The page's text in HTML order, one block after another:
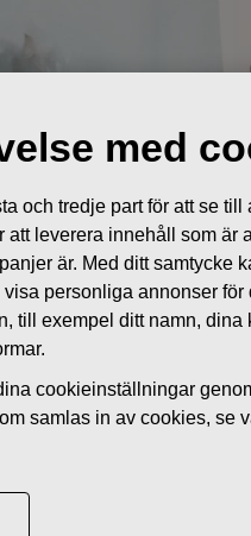
med
och tredje part för att se
att leverera innehåll som
är. Med ditt
personliga annonser
till exempel ditt namn,
cookieinställningar
samlas in av cookies, se